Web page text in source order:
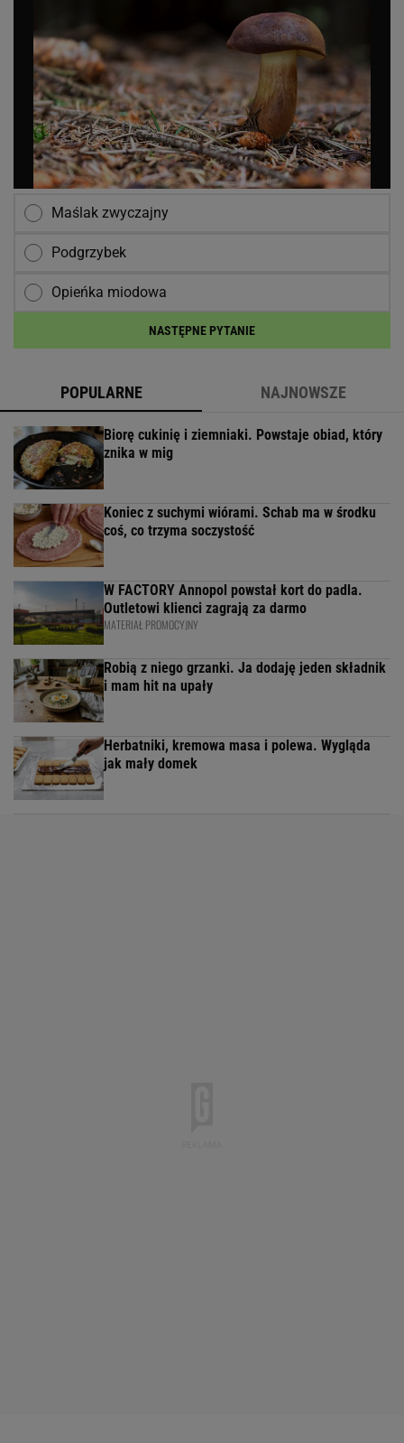
Maślak zwyczajny
Podgrzybek
Opieńka miodowa
NASTĘPNE PYTANIE
POPULARNE NAJNOWSZE
Biorę cukinię i ziemniaki. Powstaje obiad, który
znika w mig
Koniec z suchymi wiórami. Schab ma w środku
coś, co trzyma soczystość
W FACTORY Annopol powstał kort do padla.
Outletowi klienci zagrają za darmo
MATERIAŁ PROMOCYJNY
Robią z niego grzanki. Ja dodaję jeden składnik
i mam hit na upały
Herbatniki, kremowa masa i polewa. Wygląda
jak mały domek